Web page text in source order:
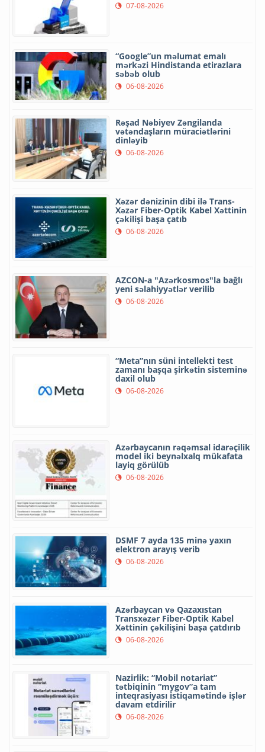
07-08-2026
“Google”un məlumat emalı
mərkəzi Hindistanda etirazlara
səbəb olub
06-08-2026
Rəşad Nəbiyev Zəngilanda
vətəndaşların müraciətlərini
dinləyib
06-08-2026
Xəzər dənizinin dibi ilə Trans-
Xəzər Fiber-Optik Kabel Xəttinin
çəkilişi başa çatıb
06-08-2026
AZCON-a "Azərkosmos"la bağlı
yeni səlahiyyətlər verilib
06-08-2026
“Meta”nın süni intellekti test
zamanı başqa şirkətin sisteminə
daxil olub
06-08-2026
Azərbaycanın rəqəmsal idarəçilik
model iki beynəlxalq mükafata
layiq görülüb
06-08-2026
DSMF 7 ayda 135 minə yaxın
elektron arayış verib
06-08-2026
Azərbaycan və Qazaxıstan
Transxəzər Fiber-Optik Kabel
Xəttinin çəkilişini başa çatdırıb
06-08-2026
Nazirlik: “Mobil notariat”
tətbiqinin “mygov”a tam
inteqrasiyası istiqamətində işlər
davam etdirilir
06-08-2026